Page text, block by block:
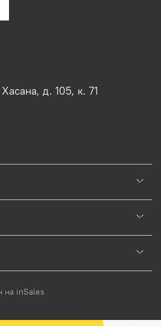
д. 105, к. 71
на inSales